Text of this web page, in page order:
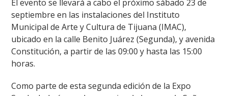
El evento se llevará a cabo el próximo sábado 23 de
septiembre en las instalaciones del Instituto
Municipal de Arte y Cultura de Tijuana (IMAC),
ubicado en la calle Benito Juárez (Segunda), y avenida
Constitución, a partir de las 09:00 y hasta las 15:00
horas.
Como parte de esta segunda edición de la Expo